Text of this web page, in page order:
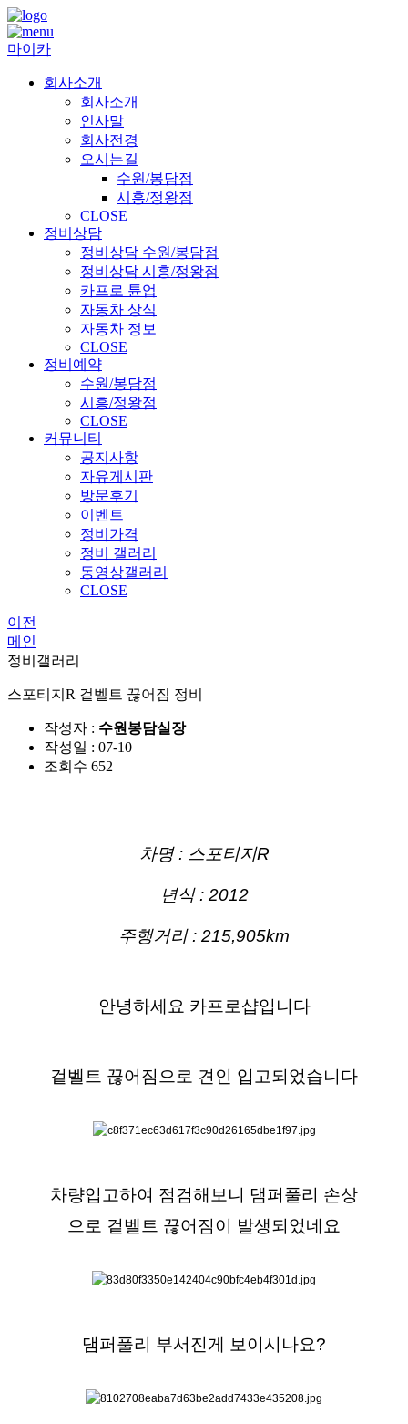
마이카
회사소개
회사소개
인사말
회사전경
오시는길
수원/봉담점
시흥/정왕점
CLOSE
정비상담
정비상담 수원/봉담점
정비상담 시흥/정왕점
카프로 튠업
자동차 상식
자동차 정보
CLOSE
정비예약
수원/봉담점
시흥/정왕점
CLOSE
커뮤니티
공지사항
자유게시판
방문후기
이벤트
정비가격
정비 갤러리
동영상갤러리
CLOSE
이전
메인
정비갤러리
스포티지R 겉벨트 끊어짐 정비
작성자 : 수원봉담실장
작성일 : 07-10
조회수 652
차명 : 스포티지R
년식 : 2012
주행거리 : 215,905km
안녕하세요 카프로샵입니다
겉벨트 끊어짐으로 견인 입고되었습니다
차량입고하여 점검해보니 댐퍼풀리 손상
으로 겉벨트 끊어짐이 발생되었네요
댐퍼풀리 부서진게 보이시나요?